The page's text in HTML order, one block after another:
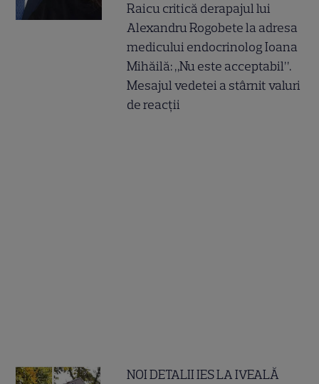
Raicu critică derapajul lui
Alexandru Rogobete la adresa
medicului endocrinolog Ioana
Mihăilă: „Nu este acceptabil”.
Mesajul vedetei a stârnit valuri
de reacții
NOI DETALII IES LA IVEALĂ